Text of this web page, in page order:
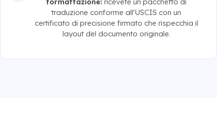
traduzione conforme all'USCIS con un
certificato di precisione firmato che rispecchia il
layout del documento originale.